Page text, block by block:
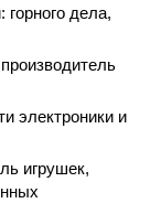
дела,
электроники и
игрушек,